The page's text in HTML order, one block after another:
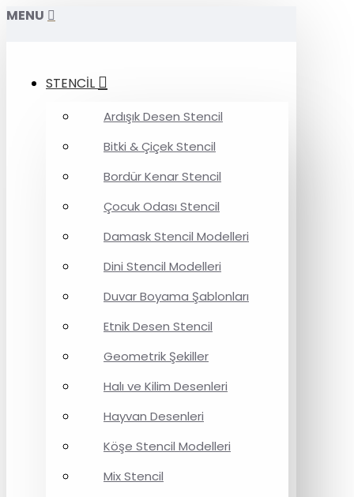
MENU
STENCİL
Ardışık Desen Stencil
Bitki & Çiçek Stencil
Bordür Kenar Stencil
Çocuk Odası Stencil
Damask Stencil Modelleri
Dini Stencil Modelleri
Duvar Boyama Şablonları
Etnik Desen Stencil
Geometrik Şekiller
Halı ve Kilim Desenleri
Hayvan Desenleri
Köşe Stencil Modelleri
Mix Stencil